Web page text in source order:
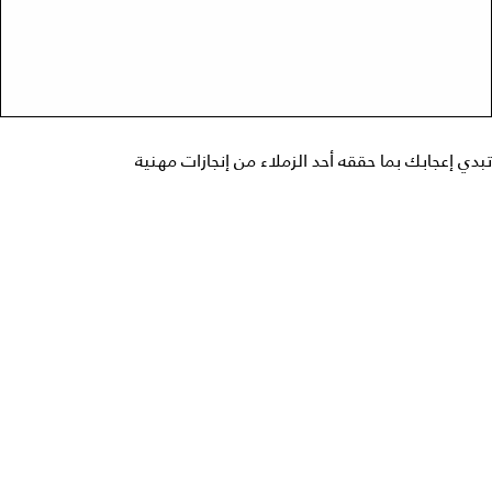
تبدي إعجابك بما حققه أحد الزملاء من إنجازات مهنية